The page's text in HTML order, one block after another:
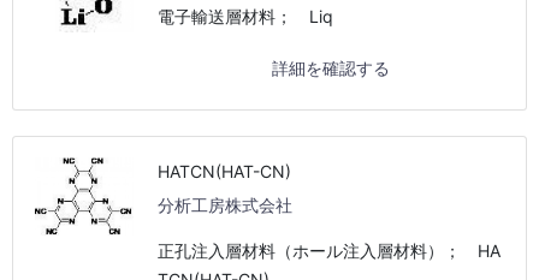
電子輸送層材料； Liq
詳細を確認する
HATCN(HAT-CN)
分析工房株式会社
正孔注入層材料（ホール注入層材料）； HA